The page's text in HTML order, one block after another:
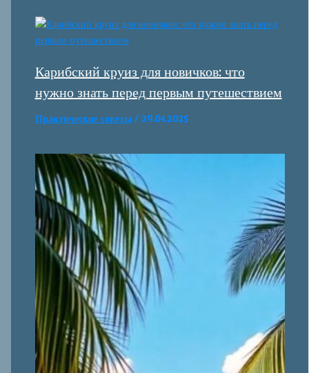
Карибский круиз для новичков: что
нужно знать перед первым путешествием
Практические советы/ 29.04.2025